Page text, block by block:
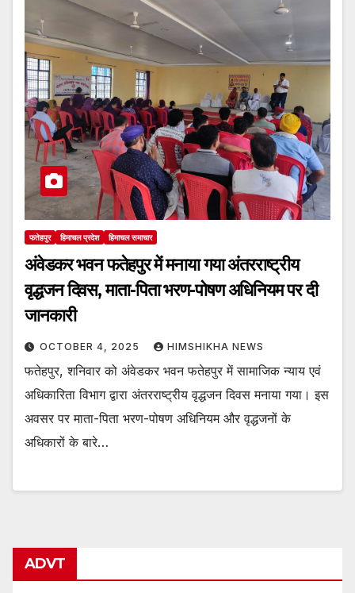
फतेहपुर हिमाचल प्रदेश हिमाचल समाचार
अंवेडकर भवन फतेहपुर में मनाया गया अंतरराष्ट्रीय
वृद्धजन दिवस, माता-पिता भरण-पोषण अधिनियम पर दी
जानकारी
OCTOBER 4, 2025 HIMSHIKHA NEWS
फतेहपुर, शनिवार को अंवेडकर भवन फतेहपुर में सामाजिक न्याय एवं
अधिकारिता विभाग द्वारा अंतरराष्ट्रीय वृद्धजन दिवस मनाया गया। इस
अवसर पर माता-पिता भरण-पोषण अधिनियम और वृद्धजनों के
अधिकारों के बारे…
ADVT